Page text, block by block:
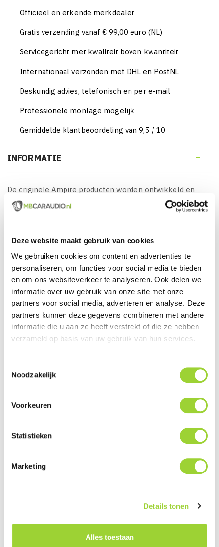
Deze website maakt gebruik van cookies
We gebruiken cookies om content en advertenties te
personaliseren, om functies voor social media te bieden
en om ons websiteverkeer te analyseren. Ook delen we
informatie over uw gebruik van onze site met onze
partners voor social media, adverteren en analyse. Deze
partners kunnen deze gegevens combineren met andere
informatie die u aan ze heeft verstrekt of die ze hebben
verzameld op basis van uw gebruik van hun services.
Noodzakelijk
Voorkeuren
Statistieken
Marketing
Details tonen
Alles toestaan
Officieel en erkende merkdealer
Gratis verzending vanaf € 99,00 euro (NL)
Servicegericht met kwaliteit boven kwantiteit
Internationaal verzonden met DHL en PostNL
Deskundig advies, telefonisch en per e-mail
Professionele montage mogelijk
Gemiddelde klantbeoordeling van 9,5 / 10
INFORMATIE 
De originele Ampire producten worden ontwikkeld en
geproduceerd in Duitsland en staan bekend als zeer
kwaliteit voor een zeer betaalbare prijs.
KENMERKEN VAN AMPIRE KVX-
BERLINGO:
Ampire Ampire KVX-BERLINGO, CVBS (NTSC) 3e
Remlichtcamera voor de Citroën Berlingo vanaf 2018,
2018 en de Toyota Proace City vanaf 2020, zie
Geschikt voor montage ter vervanging van het
Sensor: CMD-III 'High Performance Digital Super
Beeldsysteem: NTSC
580 TV Beeldlijnen, zeer goede beeldkwaliteit
Minimale verlichting: 0 Lux